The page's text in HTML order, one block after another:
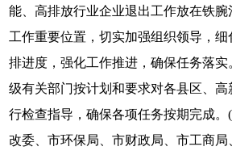
能、高排放行业企业退出工作放在铁
工作重要位置，切实加强组织领导，
排进度，强化工作推进，确保任务落
级有关部门按计划和要求对各县区、
行检查指导，确保各项任务按期完成
改委、市环保局、市财政局、市工商